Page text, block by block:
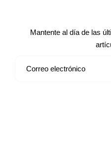
Mantente al día de las